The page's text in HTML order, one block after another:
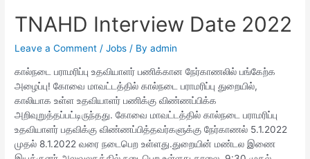
c
e
b
o
o
k
itt
er
at
s
A
p
p
gr
a
m
ar
e
TNAHD Interview Date 2022
Leave a Comment /Jobs / Byadmin
கால்நடை பராமரிப்பு உதவியாளர் பணிக்கான நேர்காணலில் பங்கேற்க
அழைப்பு! கோவை மாவட்டத்தில் கால்நடை பராமரிப்பு துறையில்,
காலியாக உள்ள உதவியாளர் பணிக்கு விண்ணப்பிக்க
அறிவுறுத்தப்பட்டிருந்தது. கோவை மாவட்டத்தில் கால்நடை பராமரிப்பு
உதவியாளர் பதவிக்கு விண்ணப்பித்தவர்களுக்கு நேர்காணல் 5.1.2022
முதல் 8.1.2022 வரை நடைபெற உள்ளது.துறையின் மண்டல இணை